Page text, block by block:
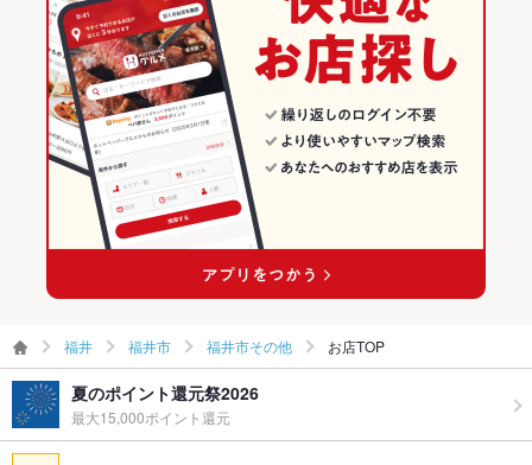
その他設備
カウンター席では目の前で職人さんが握るところを見られます
♪
その他
飲み放題 なし ：飲み放題はございません。
なし ：一品ずつ心を込めてお出し致します。
お子様連れ歓迎 ：ファミリーに人気♪
グパーティ
備考 ご不明点等、お気軽にご相談ください。
福井市の寿司ランキング
福井市その他のグルメランキング
福井市その他の和食ランキング
福井 福井市 福井市その他 お店TOP
夏のポイント還元祭2026
最大15,000ポイント還元